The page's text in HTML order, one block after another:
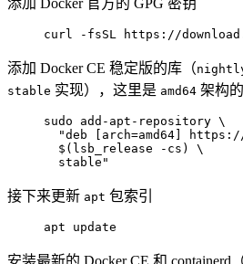
curl -fsSL https://
添加 Docker CE 稳定版的库（
stable 实现），这里是 amd64 架构
sudo add-apt-repository \
"deb [arch=amd64]
  $(lsb_release -cs) \
  stable"
接下来更新 apt 包索引
apt update
安装最新的 Docker CE 和 containerd